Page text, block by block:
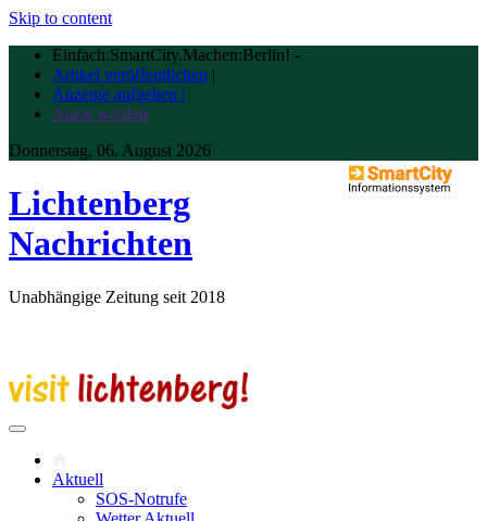
Skip to content
Einfach.SmartCity.Machen:Berlin! -
Artikel veröffentlichen |
Anzeige aufgeben |
Autor werden
Donnerstag, 06. August 2026
Lichtenberg
Nachrichten
Unabhängige Zeitung seit 2018
Aktuell
SOS-Notrufe